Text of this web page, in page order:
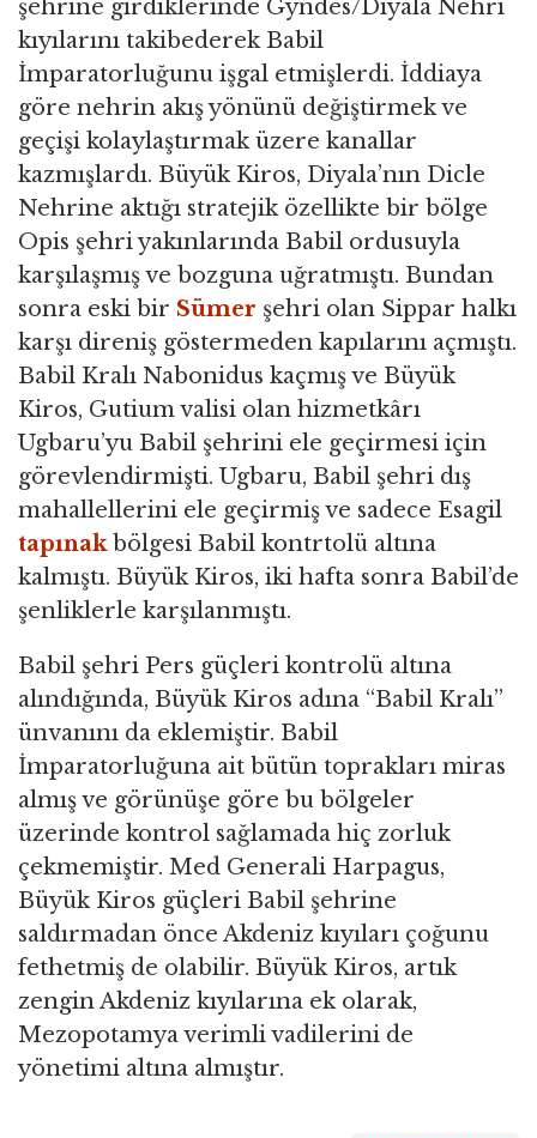
şehrine girdiklerinde Gyndes/Diyala Nehri
kıyılarını takibederek Babil
İmparatorluğunu işgal etmişlerdi. İddiaya
göre nehrin akış yönünü değiştirmek ve
geçişi kolaylaştırmak üzere kanallar
kazmışlardı. Büyük Kiros, Diyala’nın Dicle
Nehrine aktığı stratejik özellikte bir bölge
Opis şehri yakınlarında Babil ordusuyla
karşılaşmış ve bozguna uğratmıştı. Bundan
sonra eski bir Sümer şehri olan Sippar halkı
karşı direniş göstermeden kapılarını açmıştı.
Babil Kralı Nabonidus kaçmış ve Büyük
Kiros, Gutium valisi olan hizmetkârı
Ugbaru’yu Babil şehrini ele geçirmesi için
görevlendirmişti. Ugbaru, Babil şehri dış
mahallellerini ele geçirmiş ve sadece Esagil
tapınakbölgesi Babil kontrtolü altına
kalmıştı. Büyük Kiros, iki hafta sonra Babil’de
şenliklerle karşılanmıştı.
Babil şehri Pers güçleri kontrolü altına
alındığında, Büyük Kiros adına “Babil Kralı”
ünvanını da eklemiştir. Babil
İmparatorluğuna ait bütün toprakları miras
almış ve görünüşe göre bu bölgeler
üzerinde kontrol sağlamada hiç zorluk
çekmemiştir. Med Generali Harpagus,
Büyük Kiros güçleri Babil şehrine
saldırmadan önce Akdeniz kıyıları çoğunu
fethetmiş de olabilir. Büyük Kiros, artık
zengin Akdeniz kıyılarına ek olarak,
Mezopotamya verimli vadilerini de
yönetimi altına almıştır.